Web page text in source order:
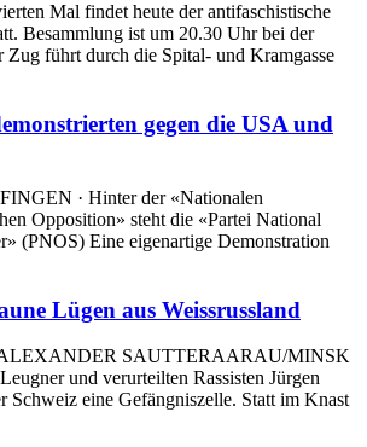
Mal findet heute der antifaschistische
Besammlung ist um 20.30 Uhr bei der
führt durch die Spital- und Kramgasse
gegen die USA und
· Hinter der «Nationalen
Opposition» steht die «Partei National
(PNOS) Eine eigenartige Demonstration
Lügen aus Weissrussland
ALEXANDER SAUTTERAARAU/MINSK
und verurteilten Rassisten Jürgen
Schweiz eine Gefängniszelle. Statt im Knast